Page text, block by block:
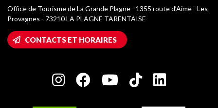
Médiathèque
Logos La Plagne
Accès Wifi
Maison des Propriétaires
Charte des Acteurs Engagés
Montchavin - Les Coches
Plagne 1800
Office de Tourisme de La Grande Plagne - 1355 route d’Aime - Les
Provagnes - 73210 LA PLAGNE TARENTAISE
CONTACTS ET HORAIRES